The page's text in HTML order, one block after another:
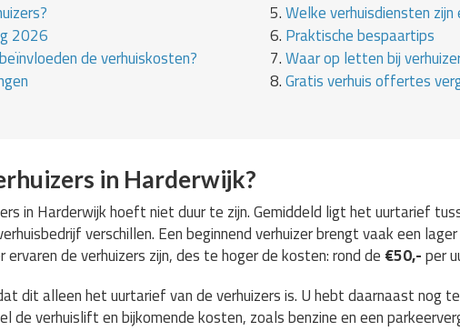
2026
de verhuiskosten?
5.Welke verhuisdiensten zijn
6. Praktische bespaartips
7.Waar op letten bij
8.Gratis verhuis offertes
in Harderwijk?
in Harderwijk hoeft niet duur te zijn. Gemiddeld ligt het uurtarief
verschillen. Een beginnend verhuizer brengt vaak een
ervaren de verhuizers zijn, des te hoger de kosten: rond de €50,-per
dit alleen het uurtarief van de verhuizers is. U hebt daarnaast nog
de verhuislift en bijkomende kosten, zoals benzine en een